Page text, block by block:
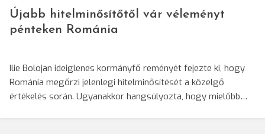
Újabb hitelminősítőtől vár véleményt
pénteken Románia
Ilie Bolojan ideiglenes kormányfő reményét fejezte ki, hogy
Románia megőrzi jelenlegi hitelminősítését a közelgő
értékelés során. Ugyanakkor hangsúlyozta, hogy mielőbb…